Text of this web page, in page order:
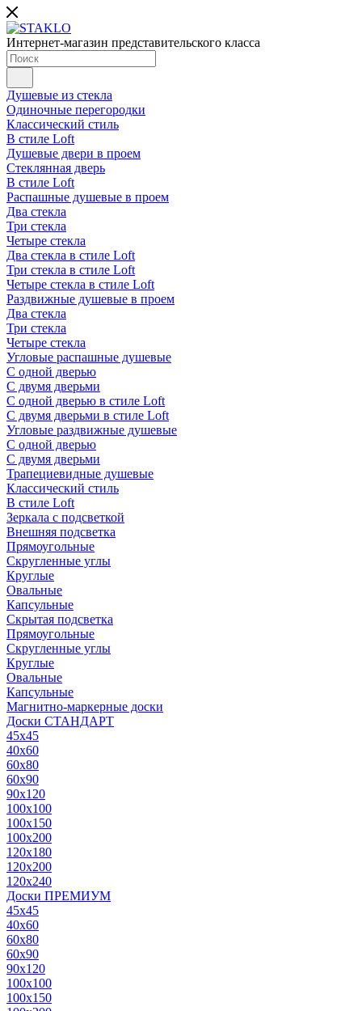
Интернет-магазин представительского класса
Душевые из стекла
Одиночные перегородки
Классический стиль
В стиле Loft
Душевые двери в проем
Стеклянная дверь
В стиле Loft
Распашные душевые в проем
Два стекла
Три стекла
Четыре стекла
Два стекла в стиле Loft
Три стекла в стиле Loft
Четыре стекла в стиле Loft
Раздвижные душевые в проем
Два стекла
Три стекла
Четыре стекла
Угловые распашные душевые
С одной дверью
С двумя дверьми
С одной дверью в стиле Loft
С двумя дверьми в стиле Loft
Угловые раздвижные душевые
С одной дверью
С двумя дверьми
Трапециевидные душевые
Классический стиль
В стиле Loft
Зеркала с подсветкой
Внешняя подсветка
Прямоугольные
Скругленные углы
Круглые
Овальные
Капсульные
Скрытая подсветка
Прямоугольные
Скругленные углы
Круглые
Овальные
Капсульные
Магнитно-маркерные доски
Доски СТАНДАРТ
45x45
40x60
60x80
60x90
90x120
100x100
100x150
100x200
120x180
120x200
120x240
Доски ПРЕМИУМ
45x45
40x60
60x80
60x90
90x120
100x100
100x150